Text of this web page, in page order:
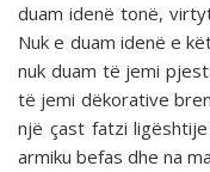
duam idenë tonë,
Nuk e duam idenë e
nuk duam të jemi
të jemi dëkorative
një çast fatzi
armiku befas dhe na